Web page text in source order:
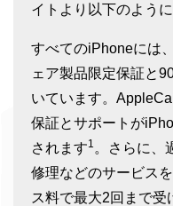
イトより以下のよう
すべてのiPhoneには
ェア製品限定保証と
いています。
保証とサポートが
されます1 。さらに、
修理などのサービス
ス料で最大2回まで受